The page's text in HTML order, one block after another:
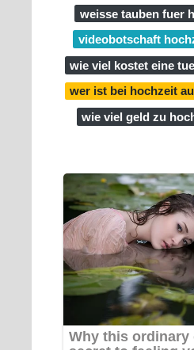
weisse tauben fuer
videobotschaft
wie viel kostet eine
wer ist bei hochzeit
wie viel geld zu